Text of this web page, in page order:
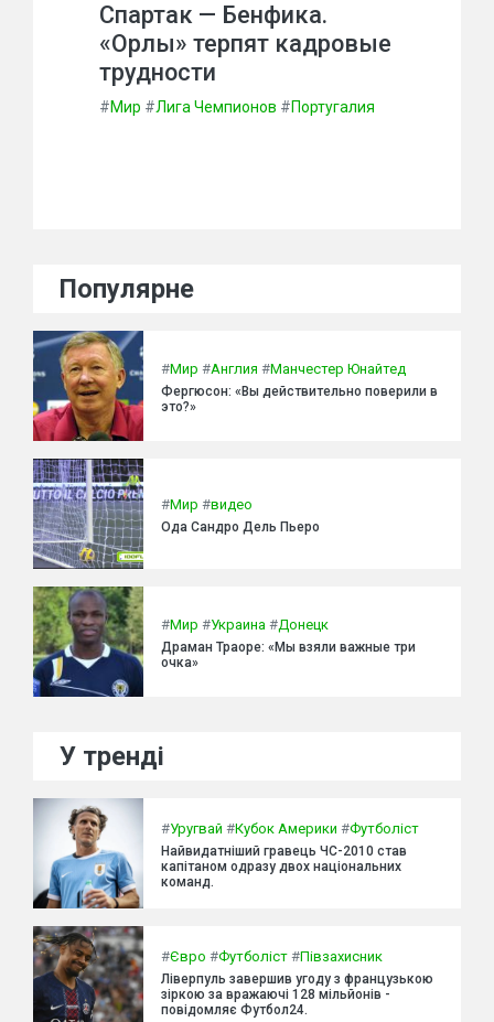
Спартак — Бенфика.
«Орлы» терпят кадровые
трудности
#Мир #Лига Чемпионов #Португалия
Популярне
#Мир #Англия #Манчестер Юнайтед
Фергюсон: «Вы действительно поверили в
это?»
#Мир #видео
Ода Сандро Дель Пьеро
#Мир #Украина #Донецк
Драман Траоре: «Мы взяли важные три
очка»
У тренді
#Уругвай #Кубок Америки #Футболіст
Найвидатніший гравець ЧС-2010 став
капітаном одразу двох національних
команд.
#Євро #Футболіст #Півзахисник
Ліверпуль завершив угоду з французькою
зіркою за вражаючі 128 мільйонів -
повідомляє Футбол24.